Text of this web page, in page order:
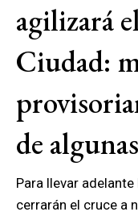
agilizará
Ciudad:
de
Para llevar
cerrarán el cruce a